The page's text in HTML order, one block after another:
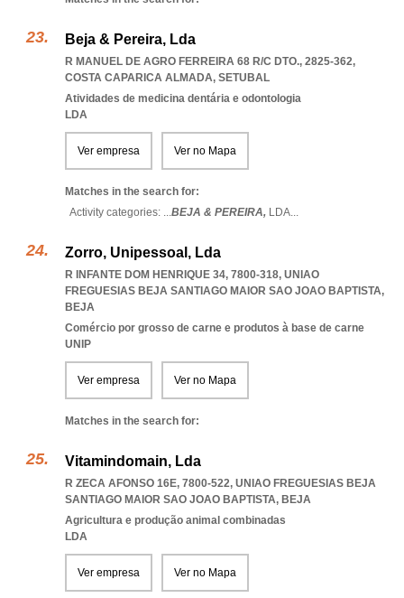
Beja & Pereira, Lda
R MANUEL DE AGRO FERREIRA 68 R/C DTO., 2825-362,
COSTA CAPARICA ALMADA, SETUBAL
Atividades de medicina dentária e odontologia
LDA
Ver empresa Ver no Mapa
Matches in the search for:
Activity categories: ...BEJA & PEREIRA, LDA...
Zorro, Unipessoal, Lda
R INFANTE DOM HENRIQUE 34, 7800-318, UNIAO
FREGUESIAS BEJA SANTIAGO MAIOR SAO JOAO BAPTISTA,
BEJA
Comércio por grosso de carne e produtos à base de carne
UNIP
Ver empresa Ver no Mapa
Matches in the search for:
Vitamindomain, Lda
R ZECA AFONSO 16E, 7800-522, UNIAO FREGUESIAS BEJA
SANTIAGO MAIOR SAO JOAO BAPTISTA, BEJA
Agricultura e produção animal combinadas
LDA
Ver empresa Ver no Mapa